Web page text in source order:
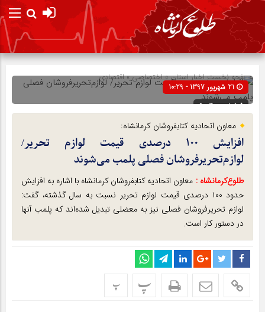
صفحه نخستاخبار استان»اختصاصی»اقتصادی
شناسه : 9004
معاون اتحادیه کتابفروشان کرمانشاه:
افزایش ۱۰۰ درصدی قیمت لوازم تحریر/
لوازم‌تحریرفروشان فصلی پلمب می‌شوند
طلوع‌‌کرمانشاه : معاون اتحادیه کتابفروشان کرمانشاه با اشاره به افزایش
حدود ۱۰۰ درصدی قیمت لوازم تحریر نسبت به سال گذشته، گفت:
لوازم‌ تحریرفروشان فصلی نیز به معضلی تبدیل شده‌اند که پلمب آنها
در دستور کار است.
پ پ